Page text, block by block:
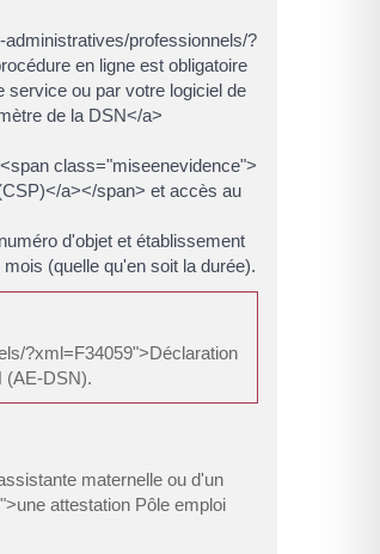
professionnels/?
en ligne est obligatoire
ou par votre logiciel de
de la DSN</a>
class="miseenevidence">
a></span> et accès au
d'objet et établissement
(quelle qu'en soit la durée).
?xml=F34059">Déclaration
(AE-DSN).
maternelle ou d'un
attestation Pôle emploi